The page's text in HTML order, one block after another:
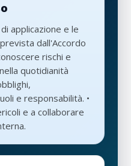
applicazione e le
dall'Accordo
rischi e
quotidianità
e responsabilità. •
e a collaborare